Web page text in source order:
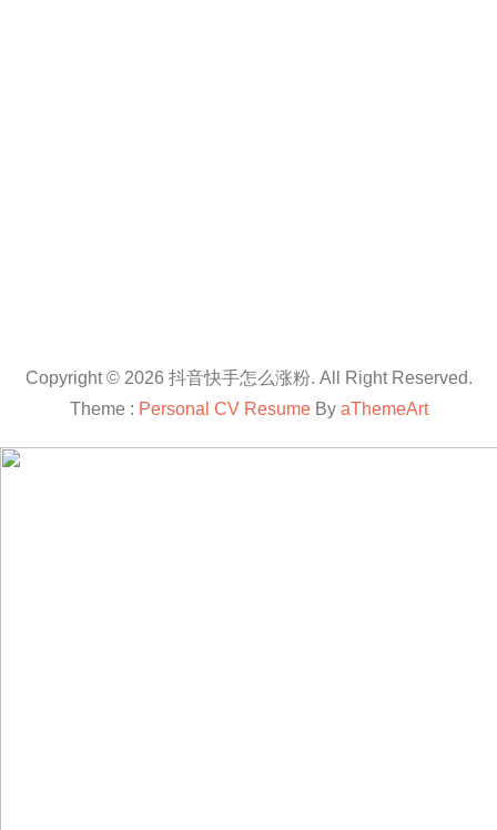
Copyright © 2026 抖音快手怎么涨粉. All Right Reserved.
Theme : Personal CV ResumeBy aThemeArt